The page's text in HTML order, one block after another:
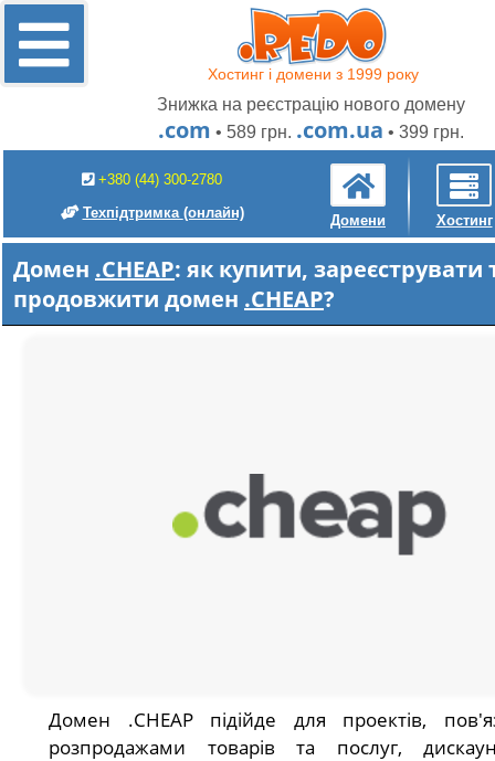
Хостинг і домени з 1999 року
Знижка на реєстрацію нового домену
.com • 589 грн. .com.ua • 399 грн.
+380 (44) 300-2780
Техпідтримка (онлайн) Домени Хостинг
Домен .CHEAP: як купити, зареєструвати
продовжити домен .CHEAP?
Домен .CHEAP підійде для проектів,
розпродажами товарів та послуг,